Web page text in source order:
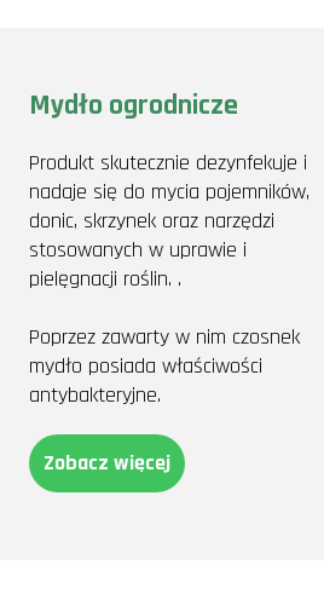
Mydło ogrodnicze
Produkt skutecznie dezynfekuje i
nadaje się do mycia pojemników,
donic, skrzynek oraz narzędzi
stosowanych w uprawie i
pielęgnacji roślin. .
Poprzez zawarty w nim czosnek
mydło posiada właściwości
antybakteryjne.
Zobacz więcej